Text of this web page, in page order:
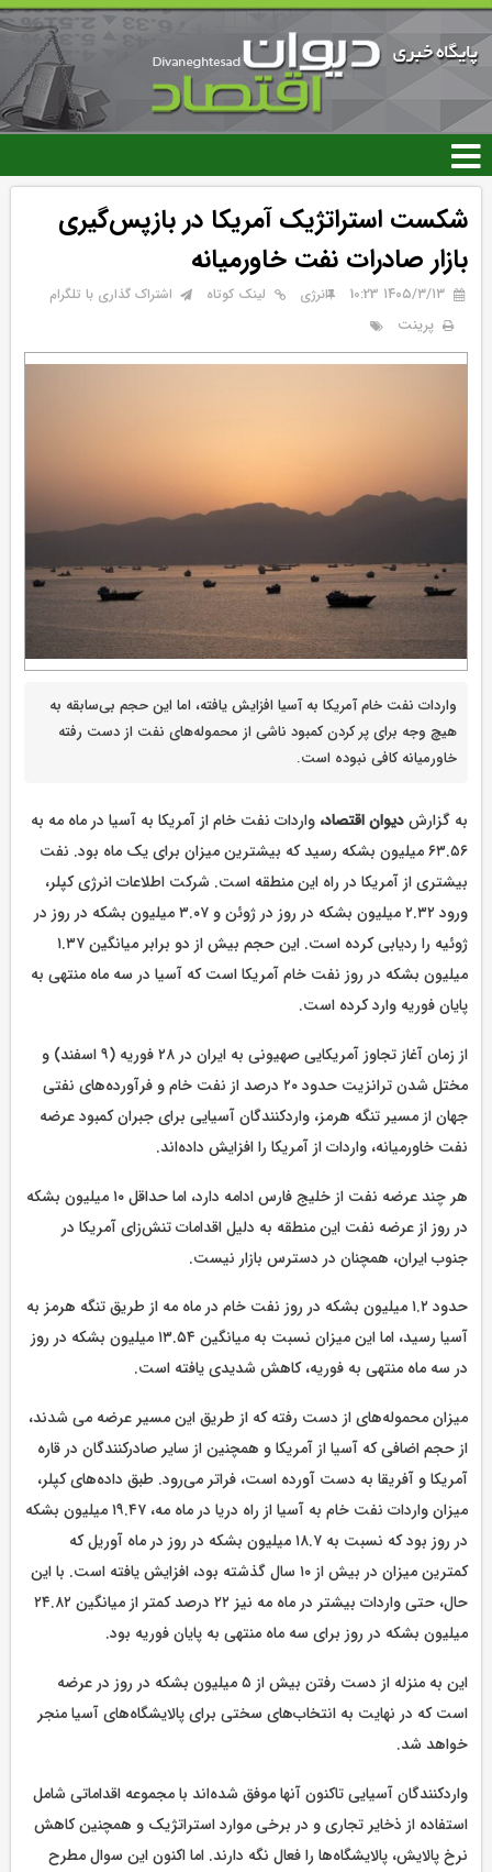
رفتن
محتوای
اصلی
شکست استراتژیک آمریکا در بازپس‌گیری
بازار صادرات نفت خاورمیانه
۱۴۰۵/۳/۱۳ 10:23 انرژی لینک کوتاه اشتراک گذاری با تلگرام
پرینت
واردات نفت خام آمریکا به آسیا افزایش یافته، اما این حجم بی‌سابقه به
هیچ وجه برای پر کردن کمبود ناشی از محموله‌های نفت از دست رفته
خاورمیانه کافی نبوده است.
به گزارشدیوان اقتصاد، واردات نفت خام از آمریکا به آسیا در ماه مه به
۶۳.۵۶ میلیون بشکه رسید که بیشترین میزان برای یک ماه بود. نفت
بیشتری از آمریکا در راه این منطقه است. شرکت اطلاعات انرژی کپلر،
ورود ۲.۳۲ میلیون بشکه در روز در ژوئن و ۳.۰۷ میلیون بشکه در روز در
ژوئیه را ردیابی کرده است. این حجم بیش از دو برابر میانگین ۱.۳۷
میلیون بشکه در روز نفت خام آمریکا است که آسیا در سه ماه منتهی به
پایان فوریه وارد کرده است.
از زمان آغاز تجاوز آمریکایی صهیونی به ایران در ۲۸ فوریه (۹ اسفند) و
مختل شدن ترانزیت حدود ۲۰ درصد از نفت خام و فرآورده‌های نفتی
جهان از مسیر تنگه هرمز، واردکنندگان آسیایی برای جبران کمبود عرضه
نفت خاورمیانه، واردات از آمریکا را افزایش داده‌اند.
هر چند عرضه نفت از خلیج فارس ادامه دارد، اما حداقل ۱۰ میلیون بشکه
در روز از عرضه نفت این منطقه به دلیل اقدامات تنش‌زای آمریکا در
جنوب ایران، همچنان در دسترس بازار نیست.
حدود ۱.۲ میلیون بشکه در روز نفت خام در ماه مه از طریق تنگه هرمز به
آسیا رسید، اما این میزان نسبت به میانگین ۱۳.۵۴ میلیون بشکه در روز
در سه ماه منتهی به فوریه، کاهش شدیدی یافته است.
میزان محموله‌های از دست رفته که از طریق این مسیر عرضه می شدند،
از حجم اضافی که آسیا از آمریکا و همچنین از سایر صادرکنندگان در قاره
آمریکا و آفریقا به دست آورده است، فراتر می‌رود. طبق داده‌های کپلر،
میزان واردات نفت خام به آسیا از راه دریا در ماه مه، ۱۹.۴۷ میلیون بشکه
در روز بود که نسبت به ۱۸.۷ میلیون بشکه در روز در ماه آوریل که
کمترین میزان در بیش از ۱۰ سال گذشته بود، افزایش یافته است. با این
حال، حتی واردات بیشتر در ماه مه نیز ۲۲ درصد کمتر از میانگین ۲۴.۸۲
میلیون بشکه در روز برای سه ماه منتهی به پایان فوریه بود.
این به منزله از دست رفتن بیش از ۵ میلیون بشکه در روز در عرضه
است که در نهایت به انتخاب‌های سختی برای پالایشگاه‌های آسیا منجر
خواهد شد.
واردکنندگان آسیایی تاکنون آنها موفق شده‌اند با مجموعه اقداماتی شامل
استفاده از ذخایر تجاری و در برخی موارد استراتژیک و همچنین کاهش
نرخ پالایش، پالایشگاه‌ها را فعال نگه دارند. اما اکنون این سوال مطرح